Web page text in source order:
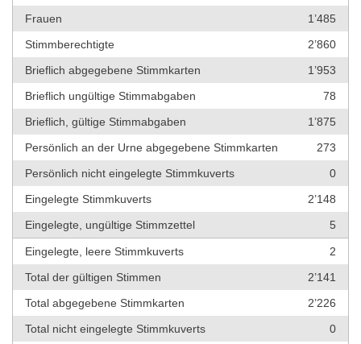
Frauen
1’485
Stimmberechtigte
2’860
Brieflich abgegebene Stimmkarten
1’953
Brieflich ungültige Stimmabgaben
78
Brieflich, gültige Stimmabgaben
1’875
Persönlich an der Urne abgegebene Stimmkarten
273
Persönlich nicht eingelegte Stimmkuverts
0
Eingelegte Stimmkuverts
2’148
Eingelegte, ungültige Stimmzettel
5
Eingelegte, leere Stimmkuverts
2
Total der gültigen Stimmen
2’141
Total abgegebene Stimmkarten
2’226
Total nicht eingelegte Stimmkuverts
0